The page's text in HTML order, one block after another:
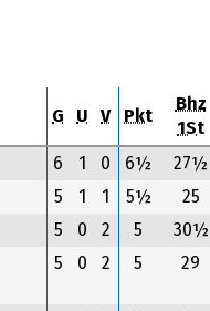
G U V Pkt
Bhz
1St
6 1 0 6½
27½
5 1 1 5½
25
5 0 2 5
30½
5 0 2 5 29